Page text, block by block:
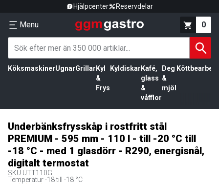
Hjälpcenter Reservdelar
Menu 0
KöksmaskinerUgnarGrillar Kyl
&
Frys
Kyldiskar Kafé,
glass
&
våfflor
Deg
&
mjöl
Underbänksfrysskåp i rostfritt stål
PREMIUM - 595 mm - 110 l - till -20 °C till
-18 °C - med 1 glasdörr - R290, energisnål,
digitalt termostat
SKU UTT110G
Temperatur -18 till -18 °C